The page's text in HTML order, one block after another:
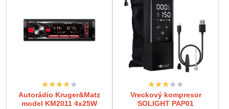
Autorádio Kruger&Matz
model KM2011 4x25W
Vreckový kompresor
SOLIGHT PAP01